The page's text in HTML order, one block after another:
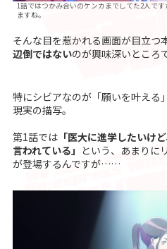
1話ではつかみ合いのケンカまでしてた2人で
ますね。
そんな目を惹かれる画面が目立つ
辺倒ではないのが興味深いところ
特にシビアなのが「願いを叶える
現実の描写。
第1話では 「医大に進学したいけ
言われている」 という、あまりに
が登場するんですが……